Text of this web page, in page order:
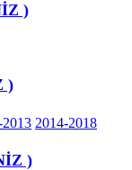
)
)
2013 2014-2018
)